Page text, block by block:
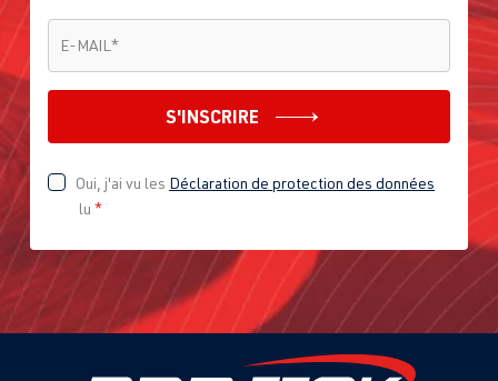
E-MAIL *
S'INSCRIRE
Oui, j'ai vu les Déclaration de protection des données
lu *